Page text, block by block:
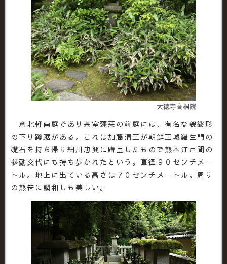
大徳寺高桐院
意北軒南庭であり茶室蓬莱の前庭には、有名な袈娑形
の下り蹲踞がある。これは加藤清正が朝鮮王城羅生門の
礎石を持ち帰り細川忠興に贈呈したもので熊本江戸間の
参勤交代にも持ち歩かれたという。直径９０センチメー
トル。地上に出ている高さは７０センチメートル。周り
の熊笹に調和しも美しい。